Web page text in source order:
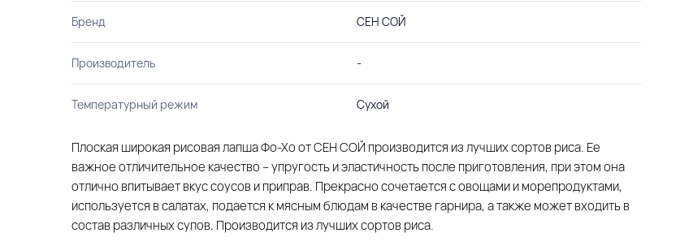
Бренд СЕН СОЙ
Производитель -
Температурный режим Сухой
Плоская широкая рисовая лапша Фо-Хо от СЕН СОЙ производится из лучших сортов риса. Ее
важное отличительное качество – упругость и эластичность после приготовления, при этом она
отлично впитывает вкус соусов и приправ. Прекрасно сочетается с овощами и морепродуктами,
используется в салатах, подается к мясным блюдам в качестве гарнира, а также может входить в
состав различных супов. Производится из лучших сортов риса.